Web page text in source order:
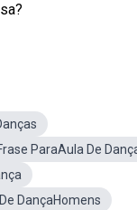
ParaAula De
DançaHomens